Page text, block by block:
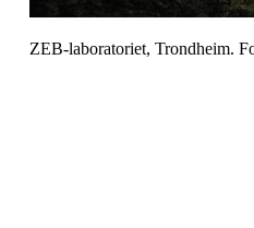
ZEB-laboratoriet, Trondheim.